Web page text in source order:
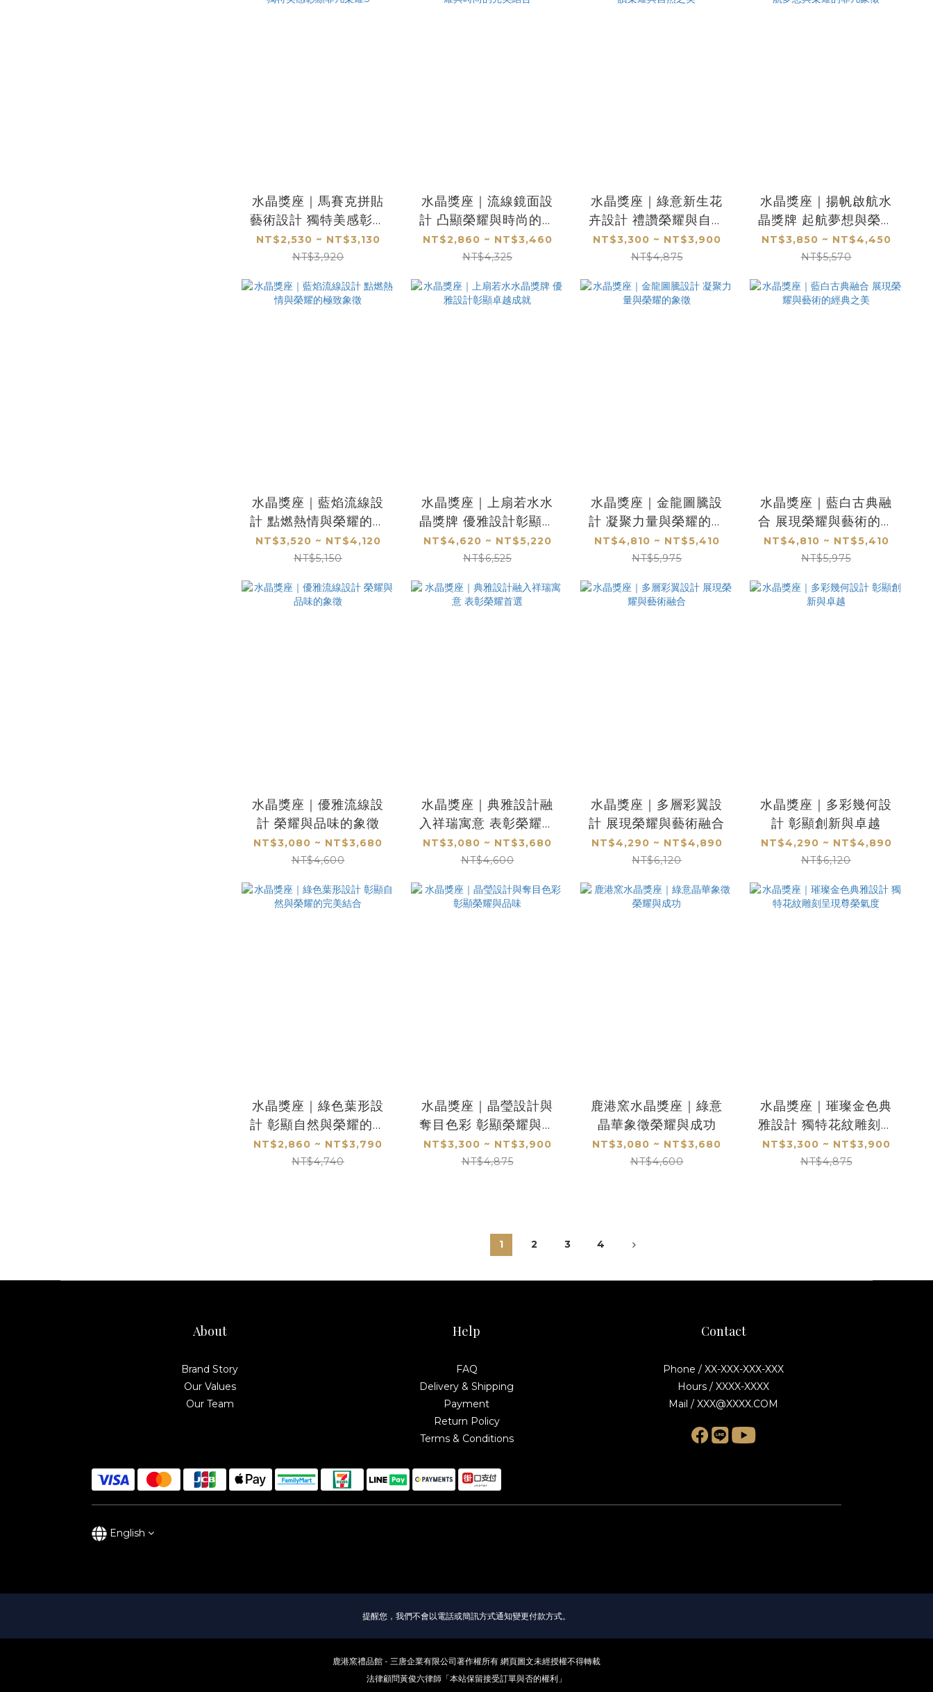
水晶獎座｜馬賽克拼貼
藝術設計 獨特美感彰顯
非凡榮耀S
NT$2,530 ~ NT$3,130
NT$3,920
水晶獎座｜流線鏡面設
計 凸顯榮耀與時尚的完
美結合
NT$2,860 ~ NT$3,460
NT$4,325
水晶獎座｜綠意新生花
卉設計 禮讚榮耀與自然
之美
NT$3,300 ~ NT$3,900
NT$4,875
水晶獎座｜揚帆啟航水
晶獎牌 起航夢想與榮耀
的非凡象徵
NT$3,850 ~ NT$4,450
NT$5,570
水晶獎座｜藍焰流線設
計 點燃熱情與榮耀的極
致象徵
NT$3,520 ~ NT$4,120
NT$5,150
水晶獎座｜上扇若水水
晶獎牌 優雅設計彰顯卓
越成就
NT$4,620 ~ NT$5,220
NT$6,525
水晶獎座｜金龍圖騰設
計 凝聚力量與榮耀的象
徵
NT$4,810 ~ NT$5,410
NT$5,975
水晶獎座｜藍白古典融
合 展現榮耀與藝術的經
典之美
NT$4,810 ~ NT$5,410
NT$5,975
水晶獎座｜優雅流線設
計 榮耀與品味的象徵
NT$3,080 ~ NT$3,680
NT$4,600
水晶獎座｜典雅設計融
入祥瑞寓意 表彰榮耀首
選
NT$3,080 ~ NT$3,680
NT$4,600
水晶獎座｜多層彩翼設
計 展現榮耀與藝術融合
NT$4,290 ~ NT$4,890
NT$6,120
水晶獎座｜多彩幾何設
計 彰顯創新與卓越
NT$4,290 ~ NT$4,890
NT$6,120
水晶獎座｜綠色葉形設
計 彰顯自然與榮耀的完
美結合
NT$2,860 ~ NT$3,790
NT$4,740
水晶獎座｜晶瑩設計與
奪目色彩 彰顯榮耀與品
味
NT$3,300 ~ NT$3,900
NT$4,875
鹿港窯水晶獎座｜綠意
晶華象徵榮耀與成功
NT$3,080 ~ NT$3,680
NT$4,600
水晶獎座｜璀璨金色典
雅設計 獨特花紋雕刻呈
現尊榮氣度
NT$3,300 ~ NT$3,900
NT$4,875
1 2 3 4
About
Brand Story
Our Values
Our Team
Help
FAQ
Delivery & Shipping
Payment
Return Policy
Terms & Conditions
Contact
Phone / XX-XXX-XXX-XXX
Hours / XXXX-XXXX
Mail / XXX@XXXX.COM
English
提醒您，我們不會以電話或簡訊方式通知變更付款方式。
鹿港窯禮品館 - 三唐企業有限公司著作權所有 網頁圖文未經授權不得轉載
法律顧問黃俊六律師「本站保留接受訂單與否的權利」